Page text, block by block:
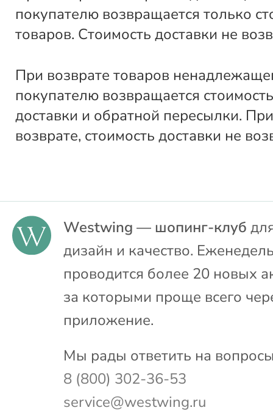
покупателю возвращается только
товаров. Стоимость доставки не
При возврате товаров
покупателю возвращается
доставки и обратной пересылки.
возврате, стоимость доставки не
Westwing — шопинг-клуб
дизайн и качество.
проводится более 20 новых
за которыми проще всего
приложение.
Мы рады ответить на
8 (800) 302-36-53
service@westwing.ru